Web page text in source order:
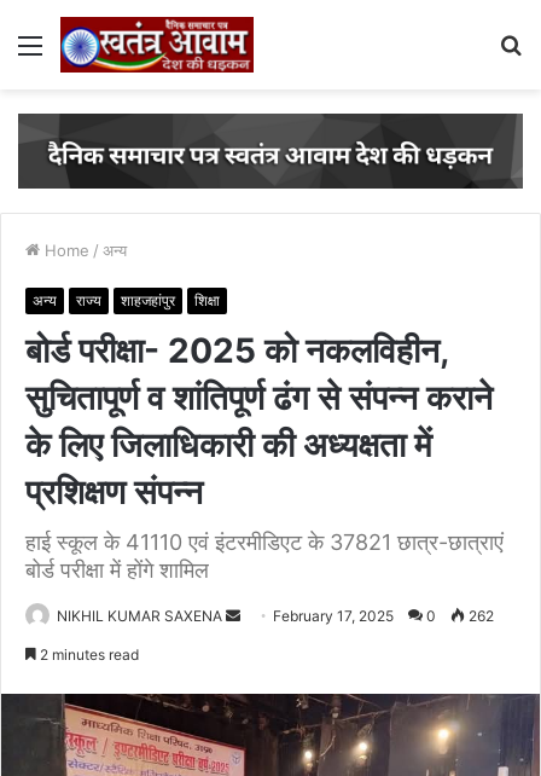
Menu
Home / अन्य
अन्य राज्य शाहजहांपुर शिक्षा
बोर्ड परीक्षा- 2025 को नकलविहीन,
सुचितापूर्ण व शांतिपूर्ण ढंग से संपन्न कराने
के लिए जिलाधिकारी की अध्यक्षता में
प्रशिक्षण संपन्न
हाई स्कूल के 41110 एवं इंटरमीडिएट के 37821 छात्र-छात्राएं
बोर्ड परीक्षा में होंगे शामिल
NIKHIL KUMAR SAXENA
d
n
February 17, 2025 0 262
2 minutes read